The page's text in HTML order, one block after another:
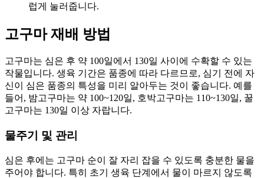
럽게 눌러줍니다.
고구마 재배 방법
고구마는 심은 후 약 100일에서 130일 사이에 수확할 수 있는
작물입니다. 생육 기간은 품종에 따라 다르므로, 심기 전에 자
신이 심은 품종의 특성을 미리 알아두는 것이 좋습니다. 예를
들어, 밤고구마는 약 100~120일, 호박고구마는 110~130일, 꿀
고구마는 130일 이상 자랍니다.
물주기 및 관리
심은 후에는 고구마 순이 잘 자리 잡을 수 있도록 충분한 물을
주어야 합니다. 특히 초기 생육 단계에서 물이 마르지 않도록